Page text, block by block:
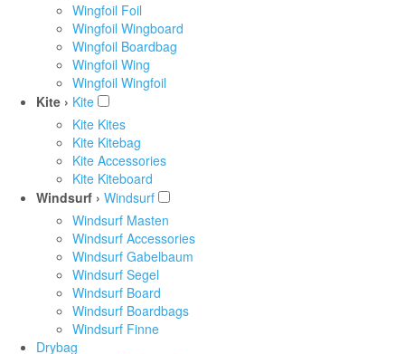
Wingfoil Foil
Wingfoil Wingboard
Wingfoil Boardbag
Wingfoil Wing
Wingfoil Wingfoil
Kite › Kite
Kite Kites
Kite Kitebag
Kite Accessories
Kite Kiteboard
Windsurf › Windsurf
Windsurf Masten
Windsurf Accessories
Windsurf Gabelbaum
Windsurf Segel
Windsurf Board
Windsurf Boardbags
Windsurf Finne
Drybag